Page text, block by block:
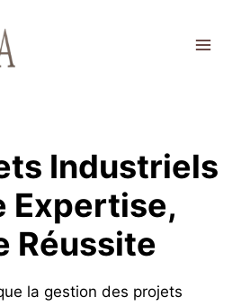
Industriels
Expertise,
Réussite
la gestion des projets